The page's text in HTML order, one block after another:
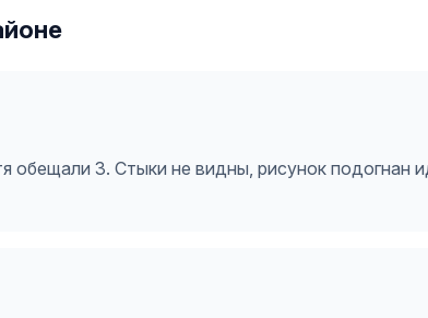
обещали 3. Стыки не видны, рисунок подогнан